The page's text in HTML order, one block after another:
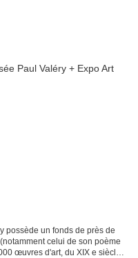
possède un fonds de près de
celui de son poème
œuvres d'art, du XIX e siècle